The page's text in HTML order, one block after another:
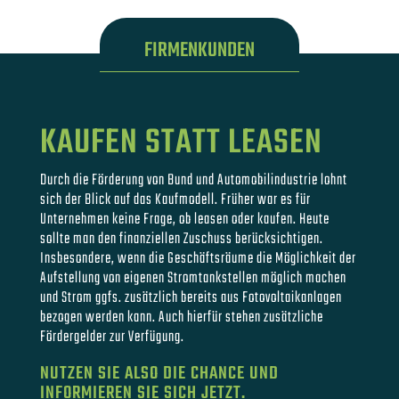
FIRMENKUNDEN
KAUFEN STATT LEASEN
Durch die Förderung von Bund und Automobilindustrie lohnt
sich der Blick auf das Kaufmodell. Früher war es für
Unternehmen keine Frage, ob leasen oder kaufen. Heute
sollte man den finanziellen Zuschuss berücksichtigen.
Insbesondere, wenn die Geschäftsräume die Möglichkeit der
Aufstellung von eigenen Stromtankstellen möglich machen
und Strom ggfs. zusätzlich bereits aus Fotovoltaikanlagen
bezogen werden kann. Auch hierfür stehen zusätzliche
Fördergelder zur Verfügung.
NUTZEN SIE ALSO DIE CHANCE UND
INFORMIEREN SIE SICH JETZT.